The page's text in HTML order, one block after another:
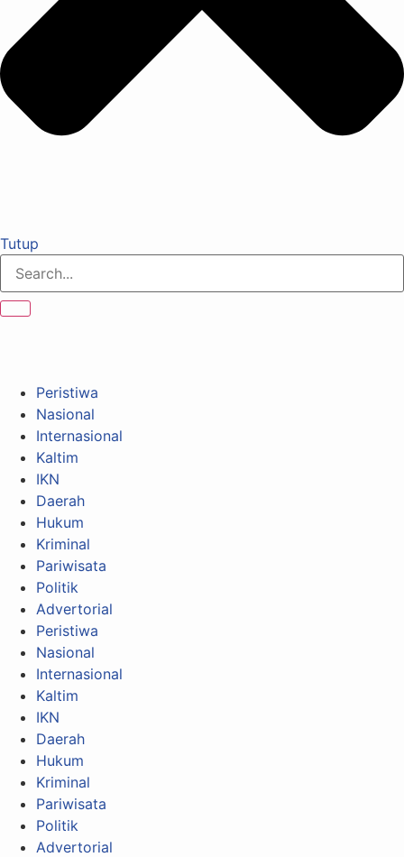
Tutup
Peristiwa
Nasional
Internasional
Kaltim
IKN
Daerah
Hukum
Kriminal
Pariwisata
Politik
Advertorial
Peristiwa
Nasional
Internasional
Kaltim
IKN
Daerah
Hukum
Kriminal
Pariwisata
Politik
Advertorial